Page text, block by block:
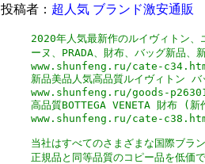
投稿者： 超人気 ブランド激安通販
2020年人気最新作のルイヴィトン
ーヌ、PRADA、財布、バッグ新品、
www.shunfeng.ru/cate-
新品美品人気高品質ルイヴィトン バ
www.shunfeng.ru/goods-
高品質BOTTEGA VENETA 財布 (新
www.shunfeng.ru/cate-
当社はすべてのさまざまな国際ブラ
正規品と同等品質のコピー品を低価